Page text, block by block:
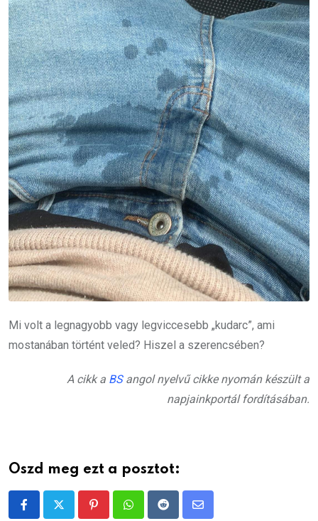
Mi volt a legnagyobb vagy legviccesebb „kudarc”, ami
mostanában történt veled? Hiszel a szerencsében?
A cikk a BSangol nyelvű cikke nyomán készült a
napjainkportál fordításában.
Oszd meg ezt a posztot:
PinterestWhatsappRedditShare